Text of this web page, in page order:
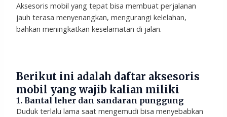
Aksesoris mobil yang tepat bisa membuat perjalanan
jauh terasa menyenangkan, mengurangi kelelahan,
bahkan meningkatkan keselamatan di jalan.
Berikut ini adalah daftar aksesoris
mobil yang wajib kalian miliki
1. Bantal leher dan sandaran punggung
Duduk terlalu lama saat mengemudi bisa menyebabkan